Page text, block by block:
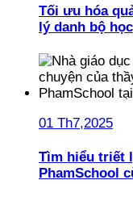
Tối ưu hóa
lý danh bộ học
01 Th7,2025
Tìm hiểu triết
PhamSchool